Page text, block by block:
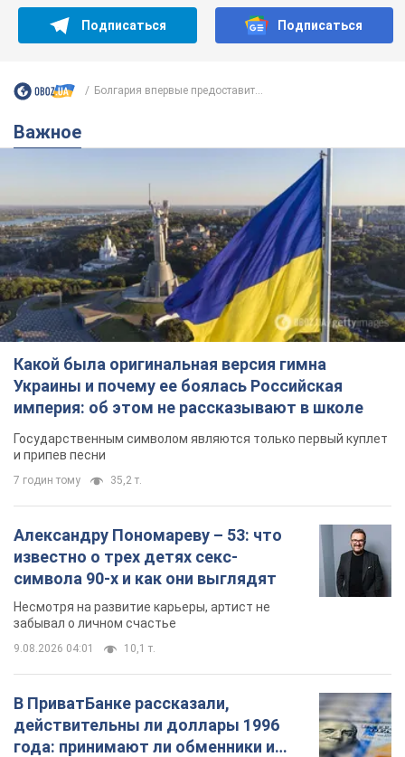
Подписаться Подписаться
Болгария впервые предоставит...
Важное
Какой была оригинальная версия гимна
Украины и почему ее боялась Российская
империя: об этом не рассказывают в школе
Государственным символом являются только первый куплет
и припев песни
7 годин тому 35,2 т.
Александру Пономареву – 53: что
известно о трех детях секс-
символа 90-х и как они выглядят
Несмотря на развитие карьеры, артист не
забывал о личном счастье
9.08.2026 04:01 10,1 т.
В ПриватБанке рассказали,
действительны ли доллары 1996
года: принимают ли обменники и